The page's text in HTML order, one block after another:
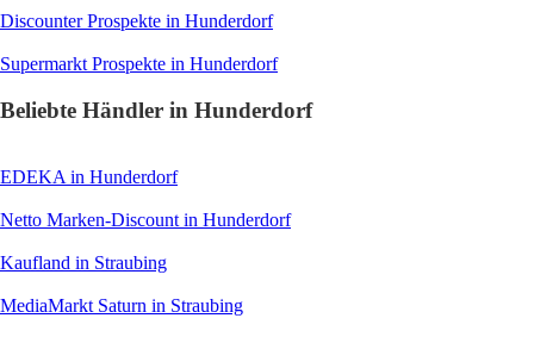
DiscounterProspekte in Hunderdorf
Supermarkt Prospekte in Hunderdorf
Beliebte Händler in Hunderdorf
EDEKA in Hunderdorf
Netto Marken-Discount in Hunderdorf
Kaufland in Straubing
MediaMarkt Saturn in Straubing